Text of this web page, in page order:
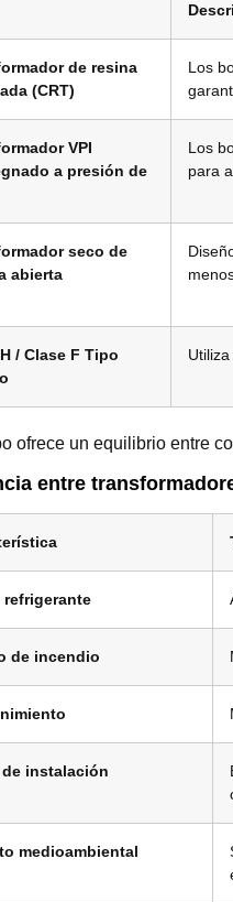
de resina
(CRT)
Los
VPI
a presión de
Los
para
seco de
abierta
/ Clase F Tipo
ofrece un equilibrio entre
entre
refrigerante
de incendio
instalación
medioambiental